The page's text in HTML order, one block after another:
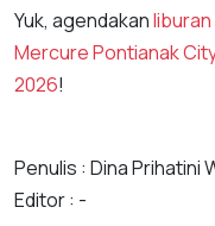
Yuk, agendakanliburan
Mercure Pontianak
2026!
Penulis : Dina Prihatini
Editor : -